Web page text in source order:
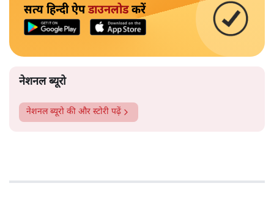
सत्य हिन्दी ऐपडाउनलोडकरें
नेशनल ब्यूरो
नेशनल ब्यूरो की और स्टोरी पढ़ें